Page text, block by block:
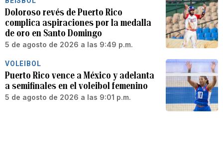
Doloroso revés de Puerto Rico
complica aspiraciones por la medalla
de oro en Santo Domingo
5 de agosto de 2026 a las 9:49 p.m.
VOLEIBOL
Puerto Rico vence a México y adelanta
a semifinales en el voleibol femenino
5 de agosto de 2026 a las 9:01 p.m.